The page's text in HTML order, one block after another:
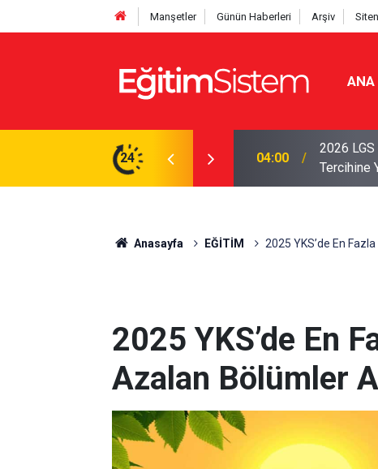
Manşetler Günün Haberleri Arşiv
ANA
24
Sınavla Alan Liseler Yüzde 95,76
04:00
2026 LGS
Tercihine
Anasayfa EĞİTİM 2025 YKS’de En
2025 YKS’de En
Azalan Bölümler